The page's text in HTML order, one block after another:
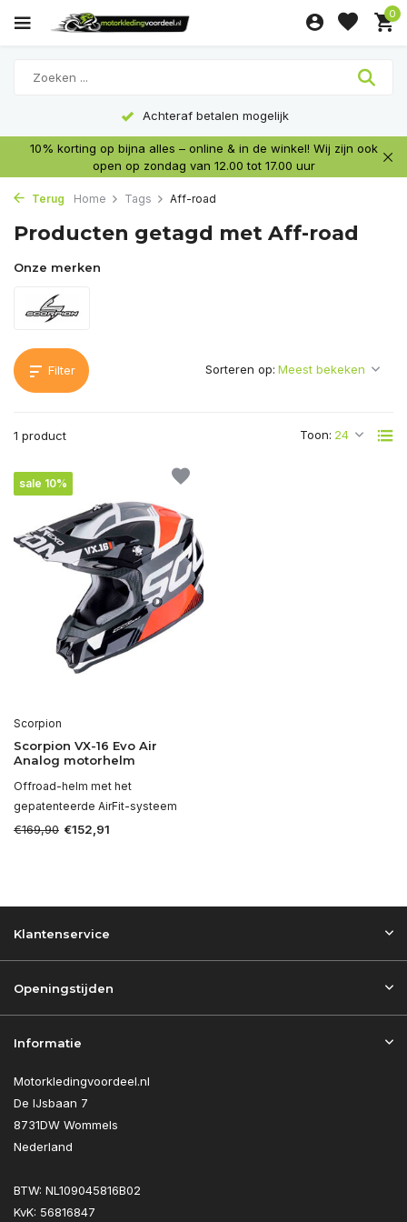
0
Achteraf betalen mogelijk
10% korting op bijna alles – online & in de winkel! Wij zijn ook
open op zondag van 12.00 tot 17.00 uur
Terug Home Tags Aff-road
Producten getagd met Aff-road
Onze merken
Filter
1 product Toon:
Sorteren op:
sale 10%
Scorpion
Scorpion VX-16 Evo Air
Analog motorhelm
Offroad-helm met het
gepatenteerde AirFit-systeem
€169,90 €152,91
Klantenservice
Openingstijden
Informatie
Motorkledingvoordeel.nl
De IJsbaan 7
8731DW Wommels
Nederland
BTW: NL109045816B02
KvK: 56816847